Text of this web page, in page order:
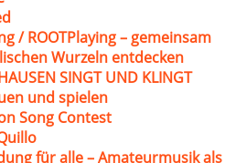
/ ROOTPlaying – gemeinsam
Wurzeln entdecken
SINGT UND KLINGT
und spielen
Song Contest
für alle – Amateurmusik als